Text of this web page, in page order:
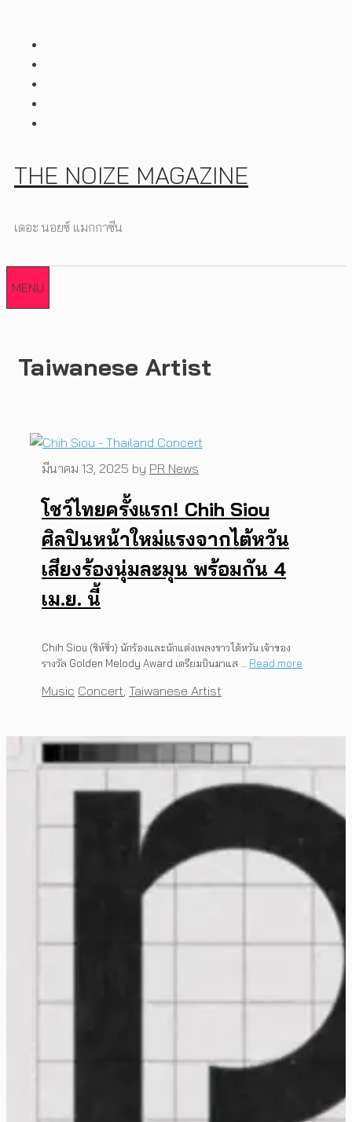
THE NOIZE MAGAZINE
เดอะ นอยซ์ แมกกาซีน
MENU
Taiwanese Artist
โชว์ไทยครั้งแรก! Chih Siou
ศิลปินหน้าใหม่แรงจากไต้หวัน
เสียงร้องนุ่มละมุน พร้อมกัน 4
เม.ย. นี้
มีนาคม 13, 2025 by PR News
Chih Siou (ชิห์ซิ่ว) นักร้องและนักแต่งเพลงชาวไต้หวัน เจ้าของ
รางวัล Golden Melody Award เตรียมบินมาแส … Read more
Categories
Music Tags
Concert Taiwanese Artist